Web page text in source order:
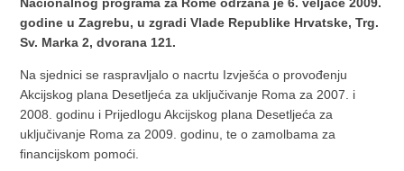
godine u Zagrebu, u zgradi Vlade Republike Hrvatske, Trg.
Sv. Marka 2, dvorana 121.
Na sjednici se raspravljalo o nacrtu Izvješća o provođenju
Akcijskog plana Desetljeća za uključivanje Roma za 2007. i
2008. godinu i Prijedlogu Akcijskog plana Desetljeća za
uključivanje Roma za 2009. godinu, te o zamolbama za
financijskom pomoći.